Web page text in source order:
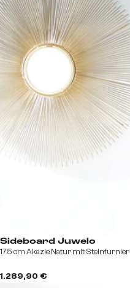
Sideboard Juwelo
175 cm Akazie Natur mit Steinfurnier
1.289,90 €